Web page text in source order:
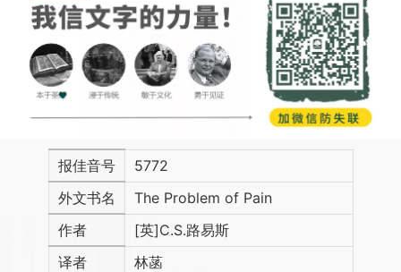
报佳音号
5772
外文书名
The Problem of Pain
作者
[英]C.S.路易斯
译者
林菡